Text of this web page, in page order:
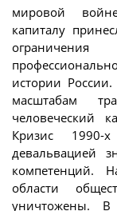
мировой
капиталу
истории
масштабам
человеческий
Кризис 1990-
девальвацией
компетенций.
области
уничтожены.